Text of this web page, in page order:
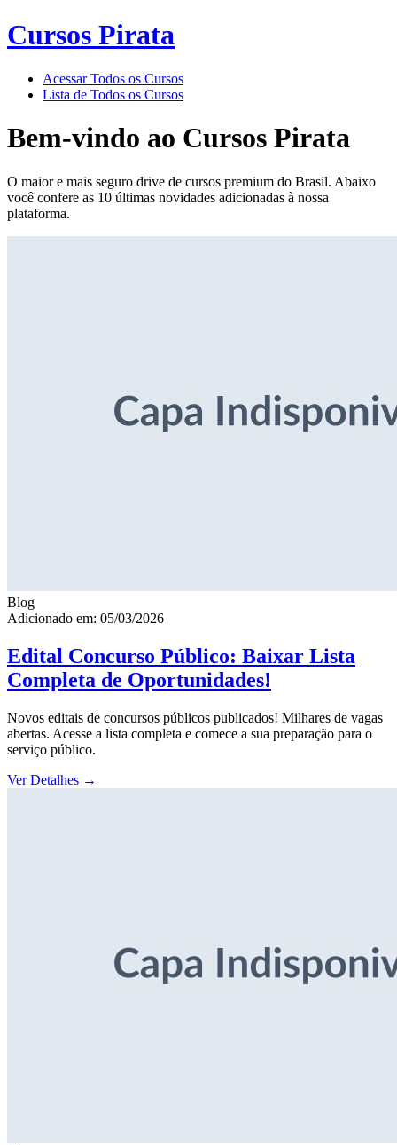
Cursos Pirata
Acessar Todos os Cursos
Lista de Todos os Cursos
Bem-vindo ao Cursos Pirata
O maior e mais seguro drive de cursos premium do Brasil. Abaixo
você confere as 10 últimas novidades adicionadas à nossa
plataforma.
Blog
Adicionado em: 05/03/2026
Edital Concurso Público: Baixar Lista
Completa de Oportunidades!
Novos editais de concursos públicos publicados! Milhares de vagas
abertas. Acesse a lista completa e comece a sua preparação para o
serviço público.
Ver Detalhes →